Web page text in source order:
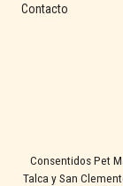
Contacto
Consentidos Pet
Talca y San